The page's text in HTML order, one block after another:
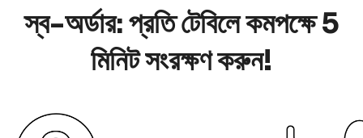
স্ব-অর্ডার: প্রতি টেবিলে কমপক্ষে 5
মিনিট সংরক্ষণ করুন!